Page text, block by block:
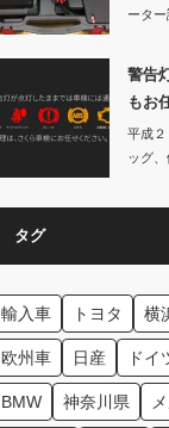
ーター
警告
もお
平成
ッグ
タグ
輸入車 トヨタ 横
欧州車 日産 ドイ
BMW 神奈川県